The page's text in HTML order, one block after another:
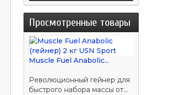
Просмотренные товары
Muscle Fuel Anabolic...
Революционный гейнер для
быстрого набора массы от...